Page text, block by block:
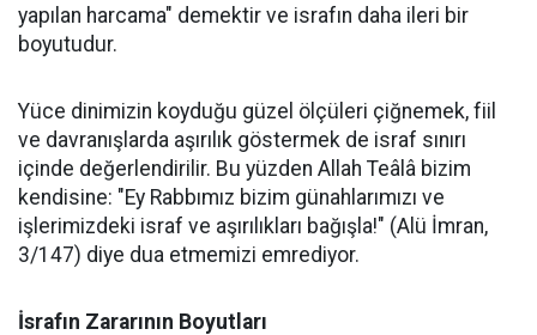
yapılan harcama" demektir ve israfın daha ileri bir
boyutudur.
Yüce dinimizin koyduğu güzel ölçüleri çiğnemek, fiil
ve davranışlarda aşırılık göstermek de israf sınırı
içinde değerlendirilir. Bu yüzden Allah Teâlâ bizim
kendisine: "Ey Rabbımız bizim günahlarımızı ve
işlerimizdeki israf ve aşırılıkları bağışla!" (Alü İmran,
3/147) diye dua etmemizi emrediyor.
İsrafın Zararının Boyutları